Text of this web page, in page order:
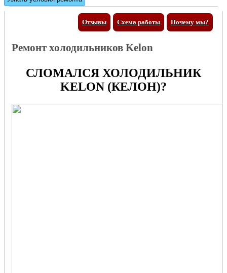
Отзывы Почему мы?
Схема работы
Ремонт холодильников Kelon
СЛОМАЛСЯ ХОЛОДИЛЬНИК
KELON (КЕЛОН)?